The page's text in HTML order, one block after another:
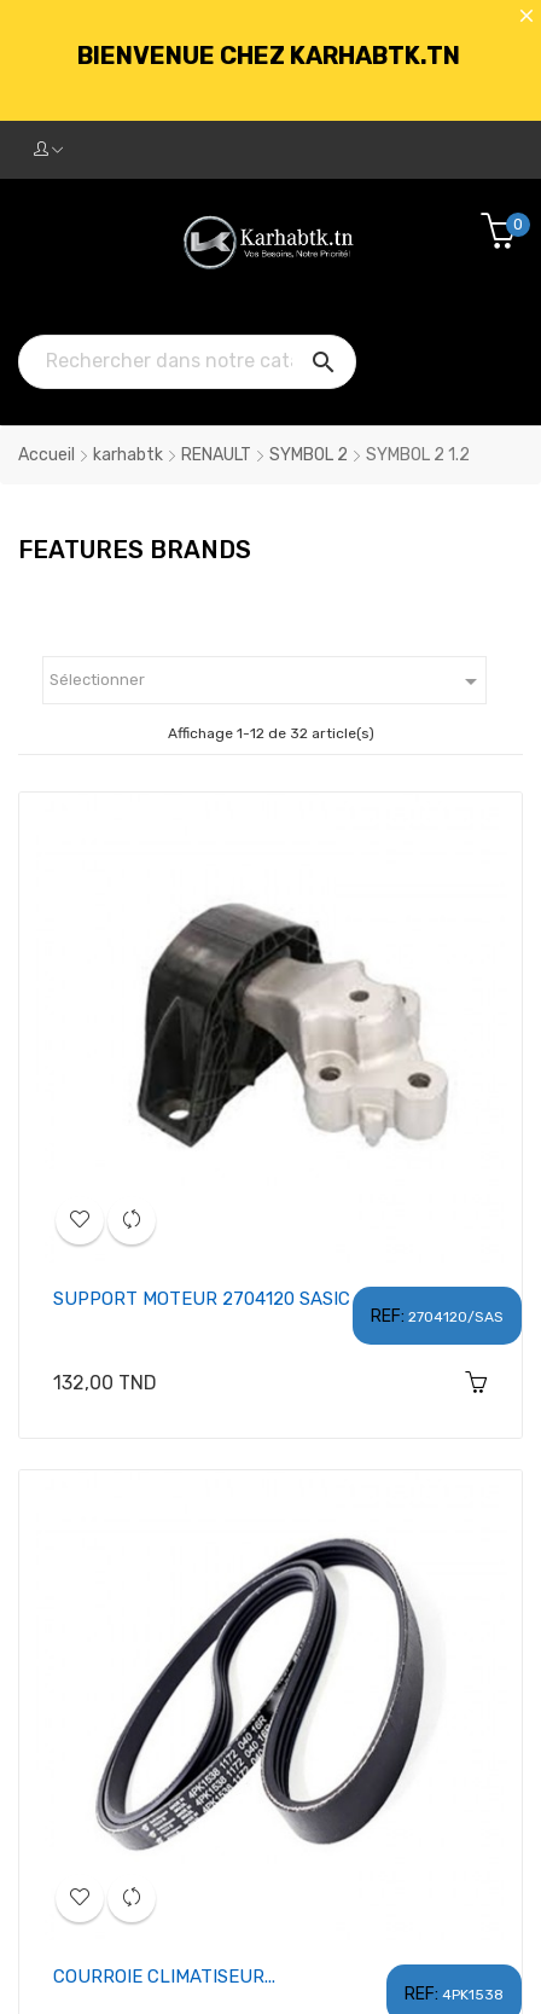
LIVRAISON GRATUITE À PARTIR DE
250DT D'ACHATS
BIENVENUE CHEZ KARHABTK.TN

0
Accueil karhabtk RENAULT SYMBOL 2 SYMBOL 2 1.2
FEATURES BRANDS
Sélectionner 
Affichage 1-12 de 32 article(s)
REF: 2704120/SAS
SUPPORT MOTEUR 2704120 SASIC
Prix
132,00 TND
REF: 4PK1538
COURROIE CLIMATISEUR...